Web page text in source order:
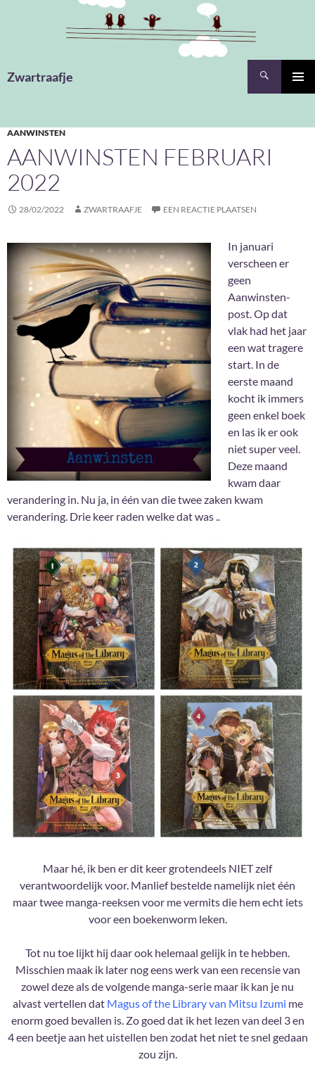
Zwartraafje
AANWINSTEN
AANWINSTEN FEBRUARI
2022
28/02/2022 ZWARTRAAFJE EEN REACTIE PLAATSEN
In januari
verscheen er
geen
Aanwinsten-
post. Op dat
vlak had het jaar
een wat tragere
start. In de
eerste maand
kocht ik immers
geen enkel boek
en las ik er ook
niet super veel.
Deze maand
kwam daar
verandering in. Nu ja, in één van die twee zaken kwam
verandering. Drie keer raden welke dat was ..
Maar hé, ik ben er dit keer grotendeels NIET zelf
verantwoordelijk voor. Manlief bestelde namelijk niet één
maar twee manga-reeksen voor me vermits die hem echt iets
voor een boekenworm leken.
Tot nu toe lijkt hij daar ook helemaal gelijk in te hebben.
Misschien maak ik later nog eens werk van een recensie van
zowel deze als de volgende manga-serie maar ik kan je nu
alvast vertellen dat Magus of the Library van Mitsu Izumi me
enorm goed bevallen is. Zo goed dat ik het lezen van deel 3 en
4 een beetje aan het uistellen ben zodat het niet te snel gedaan
zou zijn.